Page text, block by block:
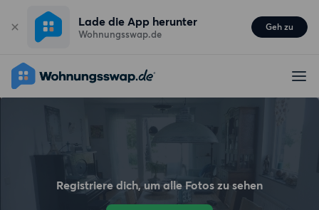
Lade die App herunter
Wohnungsswap.de
Geh zu
Registriere dich, um alle Fotos zu sehen